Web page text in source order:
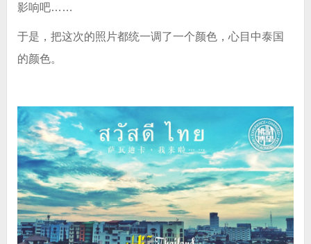
影响吧……
于是，把这次的照片都统一调了一个颜色，心目中泰国
的颜色。